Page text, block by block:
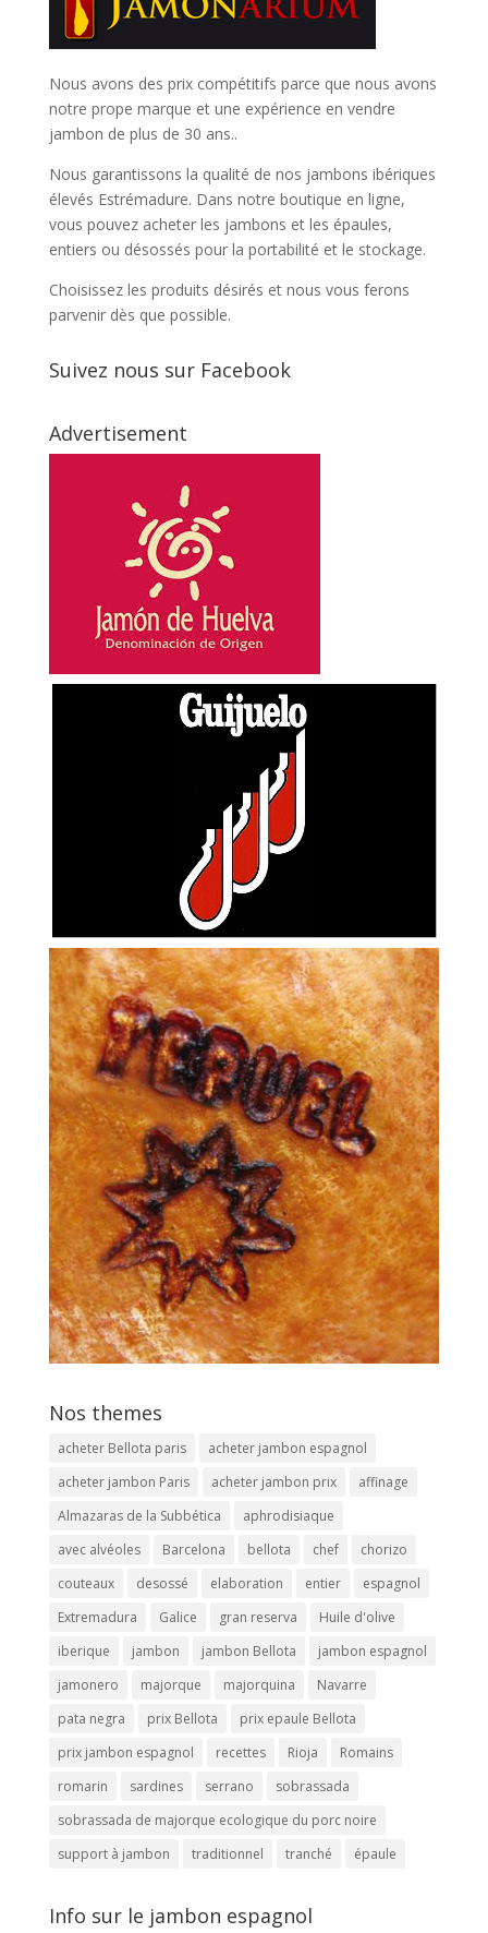
Nous avons des prix compétitifs parce que nous avons
notre prope marque et une expérience en vendre
jambon de plus de 30 ans..
Nous garantissons la qualité de nos jambons ibériques
élevés Estrémadure. Dans notre boutique en ligne,
vous pouvez acheter les jambons et les épaules,
entiers ou désossés pour la portabilité et le stockage.
Choisissez les produits désirés et nous vous ferons
parvenir dès que possible.
Suivez nous sur Facebook
Advertisement
Nos themes
acheter Bellota paris
acheter jambon espagnol
acheter jambon Paris
acheter jambon prix
affinage
Almazaras de la Subbética
aphrodisiaque
avec alvéoles
Barcelona bellota chef
chorizo
couteaux
desossé elaboration entier
espagnol
Extremadura
Galice gran reserva
Huile d'olive
iberique
jambon jambon Bellota
jambon espagnol
jamonero
majorque majorquina
Navarre
pata negra
prix Bellota
prix epaule Bellota
prix jambon espagnol
recettes Rioja
Romains
romarin
sardines serrano
sobrassada
sobrassada de majorque ecologique du porc noire
support à jambon
traditionnel tranché épaule
Info sur le jambon espagnol